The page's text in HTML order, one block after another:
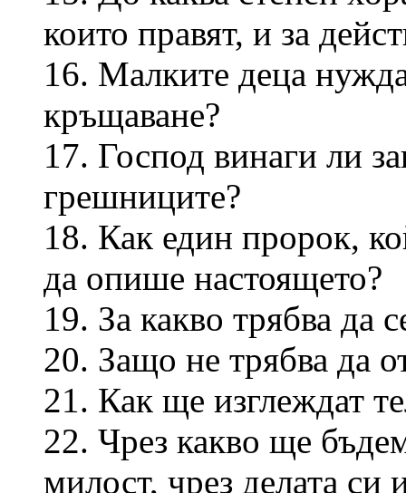
които правят, и за
16. Малките деца
кръщаване?
17. Господ винаги ли
грешниците?
18. Как един пророк,
да опише настоящето?
19. За какво трябва да
20. Защо не трябва да
21. Как ще изглеждат
22. Чрез какво ще
милост, чрез делата си